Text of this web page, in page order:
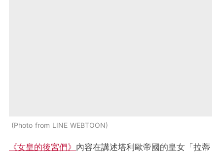
Photo from LINE WEBTOON
《女皇的後宮們》 內容在講述塔利歐帝國的皇女「拉蒂